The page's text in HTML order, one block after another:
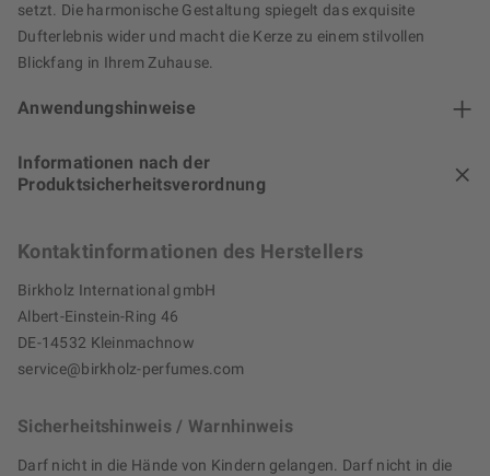
setzt. Die harmonische Gestaltung spiegelt das exquisite
Dufterlebnis wider und macht die Kerze zu einem stilvollen
Blickfang in Ihrem Zuhause.
Anwendungshinweise
Informationen nach der
Produktsicherheitsverordnung
Kontaktinformationen des Herstellers
Birkholz International gmbH
Albert-Einstein-Ring 46
DE-14532 Kleinmachnow
service@birkholz-perfumes.com
Sicherheitshinweis / Warnhinweis
Darf nicht in die Hände von Kindern gelangen. Darf nicht in die